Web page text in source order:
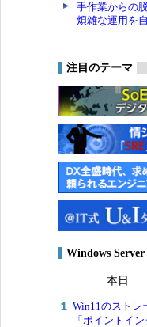
手作業からの
煩雑な運用を
注目のテーマ
Windows
本日
Win11のスト
「ポイントイ